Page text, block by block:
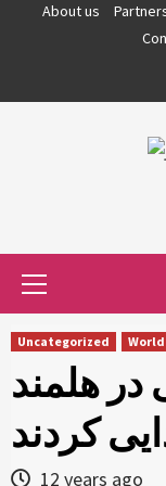
About us
Uncategorized World
در هلمند
کردند
12 years ago